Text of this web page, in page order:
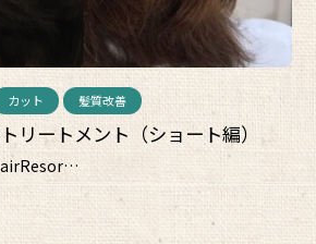
カット 髪質改善
リートメント（ショート編）